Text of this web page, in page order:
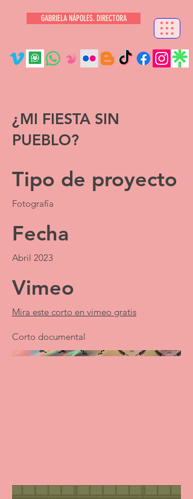
GABRIELA NÁPOLES. DIRECTORA
¿MI FIESTA SIN
PUEBLO?
Tipo de proyecto
Fotografía
Fecha
Abril 2023
Vimeo
Mira este corto en vimeo gratis
Corto documental